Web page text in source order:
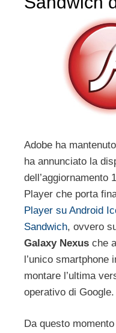
Adobe ha
ha annunciato la
dell’aggiornamento
Player che porta
Player su Android
Sandwich, ovvero
Galaxy Nexus che
l’unico smartphone
montare l’ultima
operativo di Google.
Da questo